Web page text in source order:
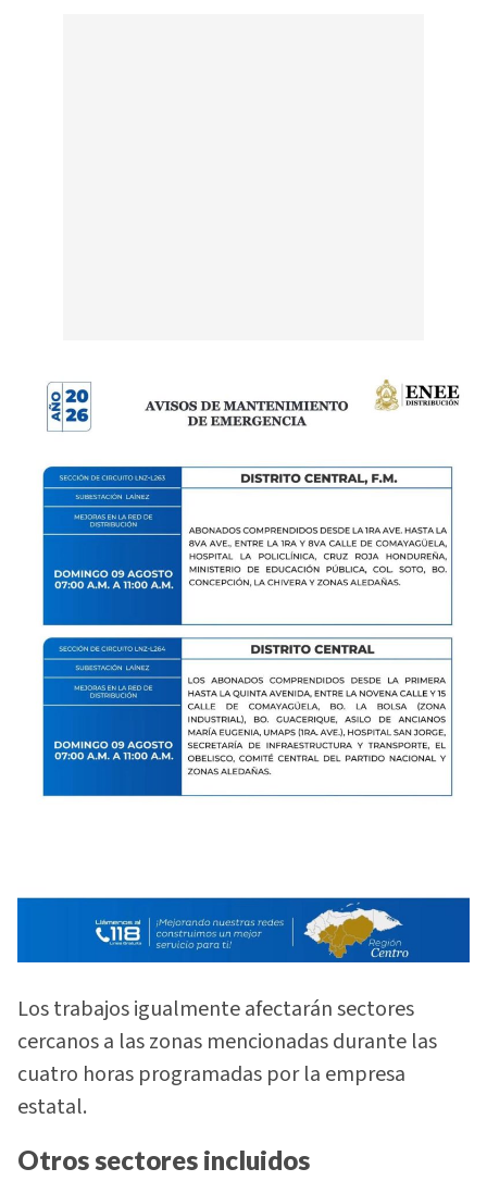
Los trabajos igualmente afectarán sectores
cercanos a las zonas mencionadas durante las
cuatro horas programadas por la empresa
estatal.
Otros sectores incluidos